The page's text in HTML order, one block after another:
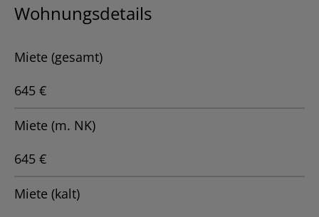
Wohnungsdetails
Miete (gesamt)
645 €
Miete (m. NK)
645 €
Miete (kalt)